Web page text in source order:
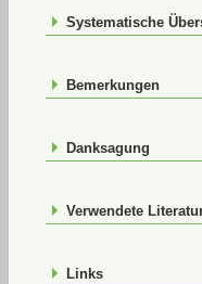
Systematische
Bemerkungen
Danksagung
Verwendete
Links